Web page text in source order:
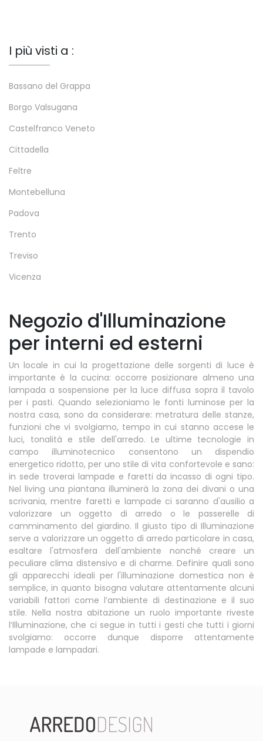
I più visti a :
Bassano del Grappa
Borgo Valsugana
Castelfranco Veneto
Cittadella
Feltre
Montebelluna
Padova
Trento
Treviso
Vicenza
Negozio d'Illuminazione
per interni ed esterni
Un locale in cui la progettazione delle sorgenti di luce è
importante è la cucina: occorre posizionare almeno una
lampada a sospensione per la luce diffusa sopra il tavolo
per i pasti. Quando selezioniamo le fonti luminose per la
nostra casa, sono da considerare: metratura delle stanze,
funzioni che vi svolgiamo, tempo in cui stanno accese le
luci, tonalità e stile dell'arredo. Le ultime tecnologie in
campo illuminotecnico consentono un dispendio
energetico ridotto, per uno stile di vita confortevole e sano:
in sede troverai lampade e faretti da incasso di ogni tipo.
Nel living una piantana illuminerà la zona dei divani o una
scrivania, mentre faretti e lampade ci saranno d'ausilio a
valorizzare un oggetto di arredo o le passerelle di
camminamento del giardino. Il giusto tipo di Illuminazione
serve a valorizzare un oggetto di arredo particolare in casa,
esaltare l'atmosfera dell'ambiente nonché creare un
peculiare clima distensivo e di charme. Definire quali sono
gli apparecchi ideali per l'illuminazione domestica non è
semplice, in quanto bisogna valutare attentamente alcuni
variabili fattori come l’ambiente di destinazione e il suo
stile. Nella nostra abitazione un ruolo importante riveste
l’Illuminazione, che ci segue in tutti i gesti che tutti i giorni
svolgiamo: occorre dunque disporre attentamente
lampade e lampadari.